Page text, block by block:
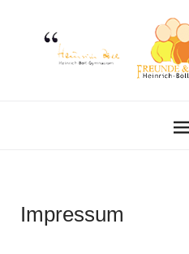
Impressum